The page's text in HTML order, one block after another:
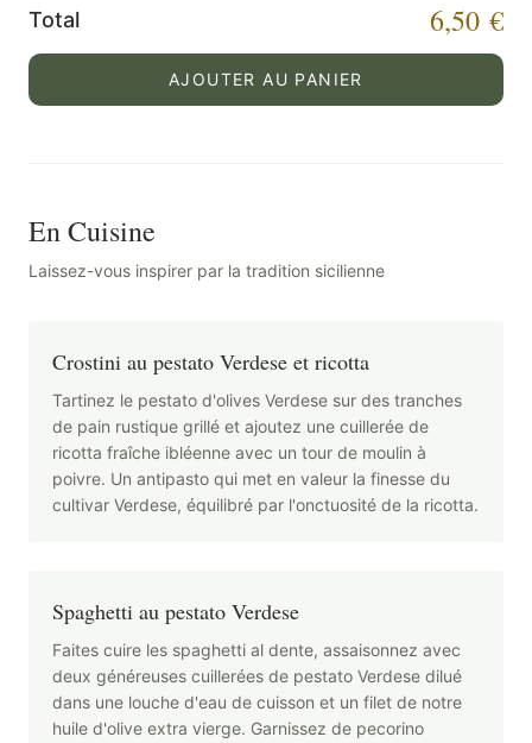
Total 6,50 €
AJOUTER AU PANIER
En Cuisine
Laissez-vous inspirer par la tradition sicilienne
Crostini au pestato Verdese et ricotta
Tartinez le pestato d'olives Verdese sur des tranches
de pain rustique grillé et ajoutez une cuillerée de
ricotta fraîche ibléenne avec un tour de moulin à
poivre. Un antipasto qui met en valeur la finesse du
cultivar Verdese, équilibré par l'onctuosité de la ricotta.
Spaghetti au pestato Verdese
Faites cuire les spaghetti al dente, assaisonnez avec
deux généreuses cuillerées de pestato Verdese dilué
dans une louche d'eau de cuisson et un filet de notre
huile d'olive extra vierge. Garnissez de pecorino